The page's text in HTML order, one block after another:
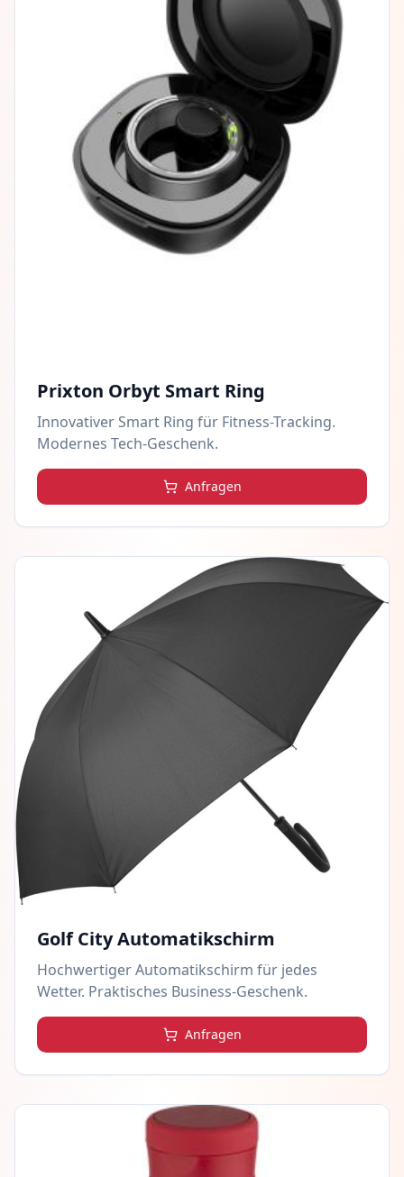
Prixton Orbyt Smart Ring
Innovativer Smart Ring für Fitness-Tracking.
Modernes Tech-Geschenk.
Anfragen
Golf City Automatikschirm
Hochwertiger Automatikschirm für jedes
Wetter. Praktisches Business-Geschenk.
Anfragen